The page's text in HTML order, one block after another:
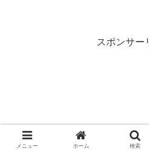
スポンサー
メニュー ホーム 検索